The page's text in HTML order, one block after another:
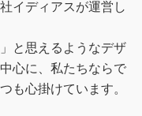
イディアスが運営し
と思えるようなデザ
心に、私たちならで
も心掛けています。